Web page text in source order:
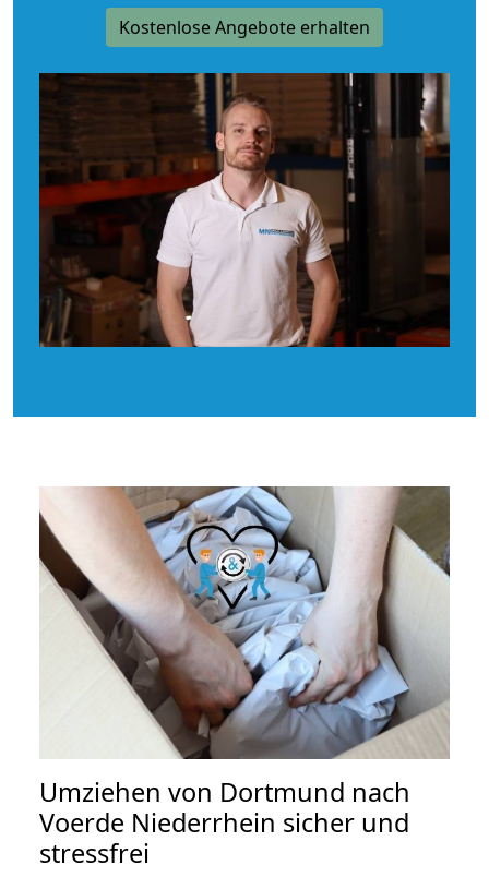
Kostenlose Angebote erhalten
Umziehen von Dortmund nach
Voerde Niederrhein sicher und
stressfrei